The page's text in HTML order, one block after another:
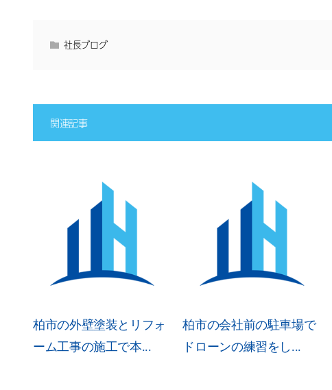
社長ブログ
関連記事
柏市の外壁塗装とリフォ
ーム工事の施工で本...
柏市の会社前の駐車場で
ドローンの練習をし...